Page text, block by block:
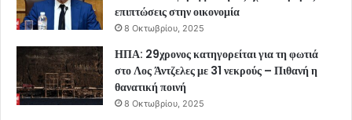
επιπτώσεις στην οικονομία
8 Οκτωβρίου, 2025
ΗΠΑ: 29χρονος κατηγορείται για τη φωτιά
στο Λος Άντζελες με 31 νεκρούς – Πιθανή η
θανατική ποινή
8 Οκτωβρίου, 2025